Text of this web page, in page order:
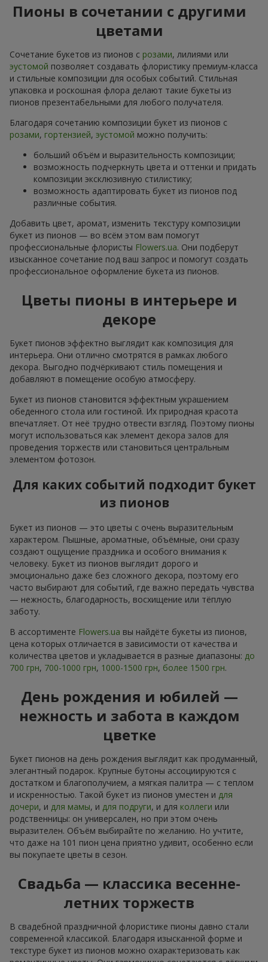
Пионы в сочетании с другими
цветами
Сочетание букетов из пионов с розами, лилиями или
эустомой позволяет создавать флористику премиум-класса
и стильные композиции для особых событий. Стильная
упаковка и роскошная флора делают такие букеты из
пионов презентабельными для любого получателя.
Благодаря сочетанию композиции букет из пионов с
розами, гортензией, эустомой можно получить:
больший объём и выразительность композиции;
возможность подчеркнуть цвета и оттенки и придать
композиции эксклюзивную стилистику;
возможность адаптировать букет из пионов под
различные события.
Добавить цвет, аромат, изменить текстуру композиции
букет из пионов — во всём этом вам помогут
профессиональные флористы Flowers.ua. Они подберут
изысканное сочетание под ваш запрос и помогут создать
профессиональное оформление букета из пионов.
Цветы пионы в интерьере и
декоре
Букет пионов эффектно выглядит как композиция для
интерьера. Они отлично смотрятся в рамках любого
декора. Выгодно подчёркивают стиль помещения и
добавляют в помещение особую атмосферу.
Букет из пионов становится эффектным украшением
обеденного стола или гостиной. Их природная красота
впечатляет. От неё трудно отвести взгляд. Поэтому пионы
могут использоваться как элемент декора залов для
проведения торжеств или становиться центральным
элементом фотозон.
Для каких событий подходит букет
из пионов
Букет из пионов — это цветы с очень выразительным
характером. Пышные, ароматные, объёмные, они сразу
создают ощущение праздника и особого внимания к
человеку. Букет из пионов выглядит дорого и
эмоционально даже без сложного декора, поэтому его
часто выбирают для событий, где важно передать чувства
— нежность, благодарность, восхищение или тёплую
заботу.
В ассортименте Flowers.ua вы найдёте букеты из пионов,
цена которых отличается в зависимости от качества и
количества цветов и укладывается в разные диапазоны: до
700 грн, 700-1000 грн, 1000-1500 грн, более 1500 грн.
День рождения и юбилей —
нежность и забота в каждом
цветке
Букет пионов на день рождения выглядит как продуманный,
элегантный подарок. Крупные бутоны ассоциируются с
достатком и благополучием, а мягкая палитра — с теплом
и искренностью. Такой букет из пионов уместен и для
дочери, и для мамы, и для подруги, и для коллеги или
родственницы: он универсален, но при этом очень
выразителен. Объём выбирайте по желанию. Но учтите,
что даже на 101 пион цена приятно удивит, особенно если
вы покупаете цветы в сезон.
Свадьба — классика весенне-
летних торжеств
В свадебной праздничной флористике пионы давно стали
современной классикой. Благодаря изысканной форме и
текстуре букет из пионов можно охарактеризовать как